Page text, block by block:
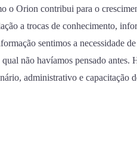
o Orion contribui para o
a trocas de conhecimento,
sentimos a necessidade
não havíamos pensado antes.
administrativo e capacitação